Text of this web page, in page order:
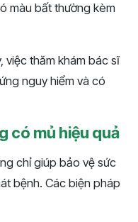
màu bất thường kèm
việc thăm khám bác sĩ
nguy hiểm và có
có mủ hiệu quả
chỉ giúp bảo vệ sức
bệnh. Các biện pháp